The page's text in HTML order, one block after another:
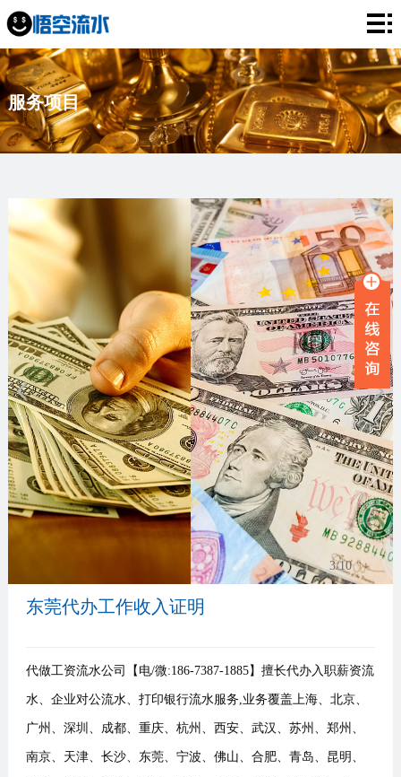
网
站
首
页
银
行
流
工
资
水
薪
流
业
服
目
资
讯
品
牌
故
事
联
系
我
们
服务项目
3/10
东莞代办工作收入证明
代做工资流水公司【电/微:186-7387-1885】擅长代办入职薪资流
水、企业对公流水、打印银行流水服务,业务覆盖上海、北京、
广州、深圳、成都、重庆、杭州、西安、武汉、苏州、郑州、
南京、天津、长沙、东莞、宁波、佛山、合肥、青岛、昆明、